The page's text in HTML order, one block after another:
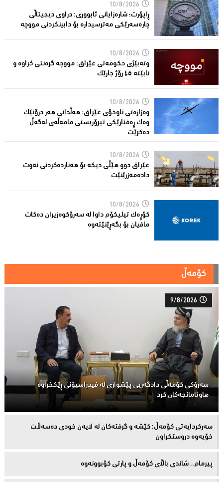
10/8/2026
ڕاپۆرت؛ شاره‌زایانی ئابووری: دراوی دیجیتاڵی
چاره‌سه‌رێكی مه‌ترسیداره‌ بۆ دابینكردنی مووچه‌
10/8/2026
وتەبێژی حکومەتی عێراق: مووچە گرەنتی کراوە و
نابێتە ٤٥ رۆژ جارێک
10/8/2026
وەزارەتی ناوخۆی عێراق: هەڵدانی هەر درۆنێک
وەک ڕەفتارێکی تیرۆریستی مامەڵەی لەگەڵ
دەکرێت
10/8/2026
عێراق دوو هێڵى دیکە بۆ هەناردەکردنی نەوت
دادەمەزرێنێت
10/8/2026
کۆڕەک تیلیکۆم داوا لە سەرۆکوەزیران دەکات
مافیان بۆ بگەڕێنێتەوە
کۆمەڵ
9/8/2026
سەرۆكی كۆمەڵى دادگەریی پێشوازی لە فیدراسیۆنی ڕێكخراوە
هاوئامانجەكان کرد
سەركردایەتی كۆمەڵ: كێشە و گرفتەكان لە لایەن خودی دەسەڵات
خۆیەوە دروستكراون
پیرمام.. شاندی باڵای كۆمه‌ڵ و پارتی كۆبوونه‌وه‌